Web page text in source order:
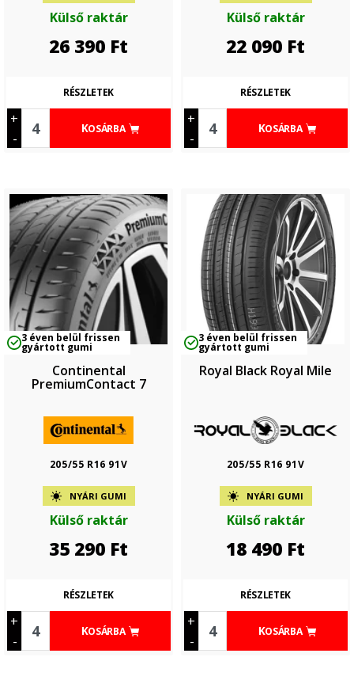
Külső raktár
26 390 Ft
+
-
KOSÁRBA
RÉSZLETEK
Külső raktár
22 090 Ft
+
-
KOSÁRBA
RÉSZLETEK
3 éven belül frissen
gyártott gumi
Continental
PremiumContact 7
205/55 R16 91V
NYÁRI GUMI
Külső raktár
35 290 Ft
+
-
KOSÁRBA
RÉSZLETEK
3 éven belül frissen
gyártott gumi
Royal Black Royal Mile
205/55 R16 91V
NYÁRI GUMI
Külső raktár
18 490 Ft
+
-
KOSÁRBA
RÉSZLETEK